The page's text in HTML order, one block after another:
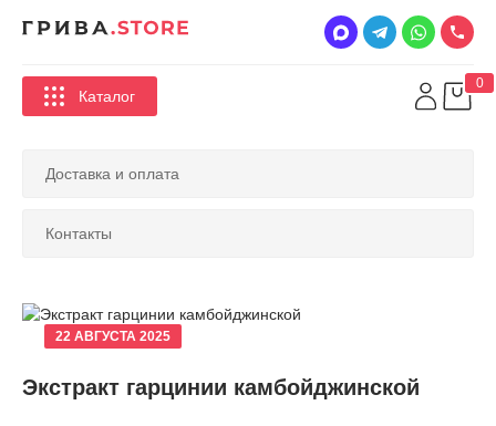
Каталог
0
Доставка и оплата
Контакты
22 АВГУСТА 2025
Экстракт гарцинии камбойджинской